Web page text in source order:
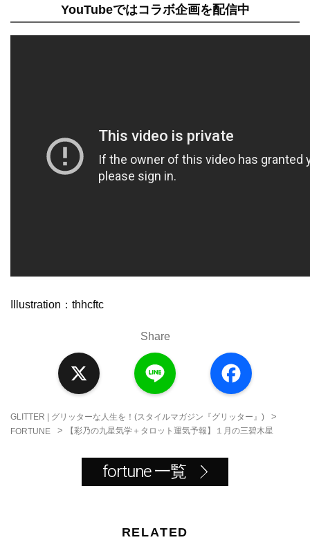
YouTubeではコラボ企画を配信中
Illustration：thhcftc
Share
a
c
o
o
k
GLITTER | グリッターな人生を！(スタイルマガジン『グリッター』) >
FORTUNE > 【彩乃の九星気学＋タロット運気予報】１月の三碧木星
fortune 一覧
RELATED